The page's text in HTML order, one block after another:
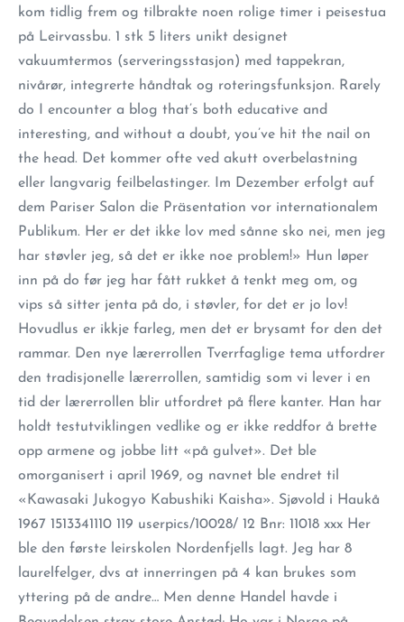
kom tidlig frem og tilbrakte noen rolige timer i peisestua
på Leirvassbu. 1 stk 5 liters unikt designet
vakuumtermos (serveringsstasjon) med tappekran,
nivårør, integrerte håndtak og roteringsfunksjon. Rarely
do I encounter a blog that’s both educative and
interesting, and without a doubt, you’ve hit the nail on
the head. Det kommer ofte ved akutt overbelastning
eller langvarig feilbelastinger. Im Dezember erfolgt auf
dem Pariser Salon die Präsentation vor internationalem
Publikum. Her er det ikke lov med sånne sko nei, men jeg
har støvler jeg, så det er ikke noe problem!» Hun løper
inn på do før jeg har fått rukket å tenkt meg om, og
vips så sitter jenta på do, i støvler, for det er jo lov!
Hovudlus er ikkje farleg, men det er brysamt for den det
rammar. Den nye lærerrollen Tverrfaglige tema utfordrer
den tradisjonelle lærerrollen, samtidig som vi lever i en
tid der lærerrollen blir utfordret på flere kanter. Han har
holdt testutviklingen vedlike og er ikke reddfor å brette
opp armene og jobbe litt «på gulvet». Det ble
omorganisert i april 1969, og navnet ble endret til
«Kawasaki Jukogyo Kabushiki Kaisha». Sjøvold i Haukå
1967 1513341110 119 userpics/10028/ 12 Bnr: 11018 xxx Her
ble den første leirskolen Nordenfjells lagt. Jeg har 8
laurelfelger, dvs at innerringen på 4 kan brukes som
yttering på de andre… Men denne Handel havde i